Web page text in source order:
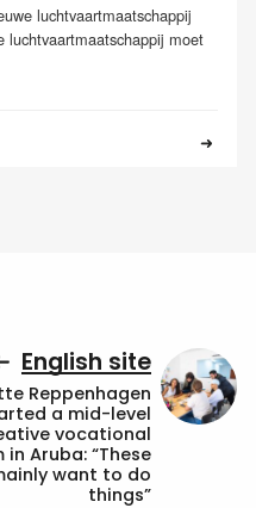
luchtvaartmaatschappij
luchtvaartmaatschappij moet
English site
Reppenhagen
a mid-level
vocational
Aruba: “These
want to do
things”